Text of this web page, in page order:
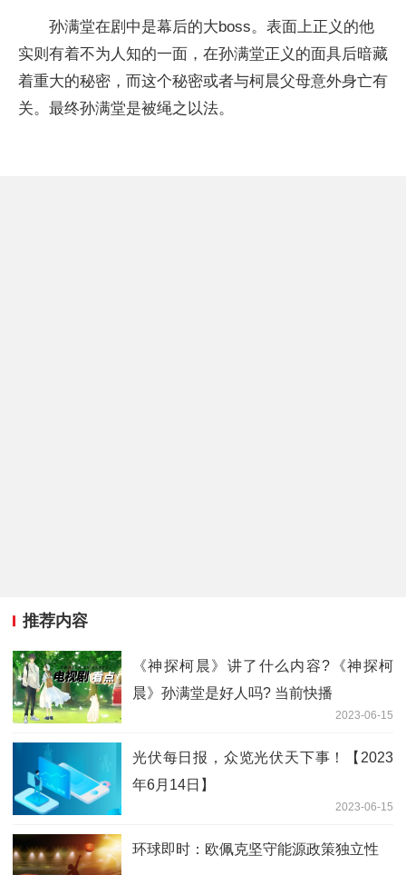
孙满堂在剧中是幕后的大boss。表面上正义的他
实则有着不为人知的一面，在孙满堂正义的面具后暗藏
着重大的秘密，而这个秘密或者与柯晨父母意外身亡有
关。最终孙满堂是被绳之以法。
推荐内容
《神探柯晨》讲了什么内容?《神探柯
晨》孙满堂是好人吗? 当前快播
2023-06-15
光伏每日报，众览光伏天下事！【2023
年6月14日】
2023-06-15
环球即时：欧佩克坚守能源政策独立性